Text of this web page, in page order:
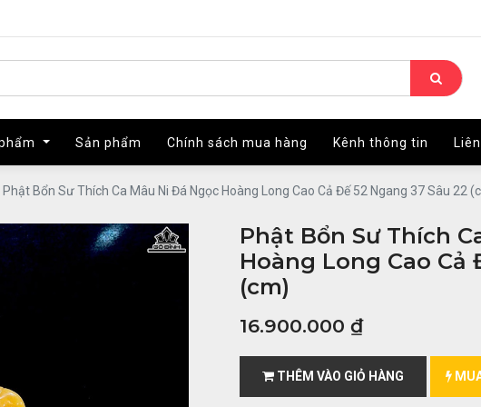
Sản phẩm Chính sách mua hàng Kênh thông tin
Sản phẩm Chính sách mua hàng Kênh thông tin
Phật Bổn Sư Thích Ca Mâu Ni Đá Ngọc Hoàng Long Cao Cả Đế 52 Ngang 37 Sâu 22
Phật Bổn Sư Thích
Hoàng Long Cao Cả
(cm)
16.900.000 ₫
THÊM VÀO GIỎ HÀNG